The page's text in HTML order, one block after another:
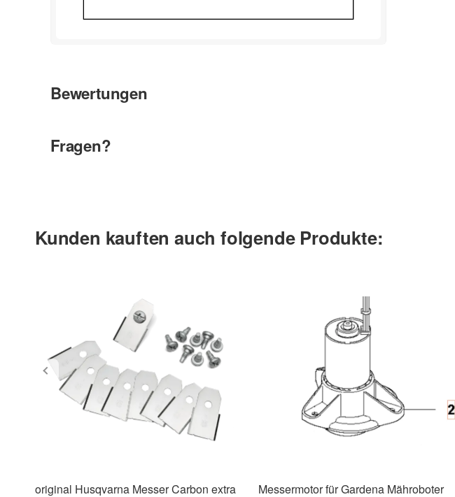
Bewertungen
Fragen?
Kunden kauften auch folgende Produkte:
original Husqvarna Messer Carbon extra
Messermotor für Gardena Mähroboter